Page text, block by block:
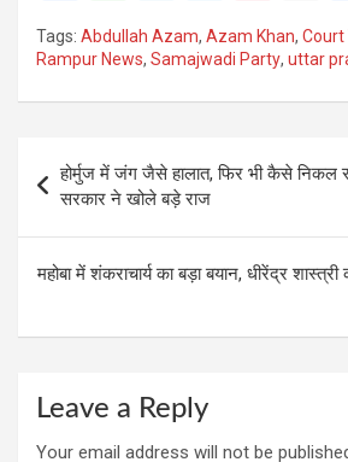
a
ce
b
o
k
h
at
s
p
p
e
gr
m
wi
tt
er
nt
er
es
Tags: Abdullah Azam, Azam Khan, Court
Rampur News, Samajwadi Party, uttar
navigation
होर्मुज में जंग जैसे हालात, फिर भी कैसे निकल
सरकार ने खोले बड़े राज
महोबा में शंकराचार्य का बड़ा बयान, धीरेंद्र शास्त्री
Leave a Reply
Your email address will not be